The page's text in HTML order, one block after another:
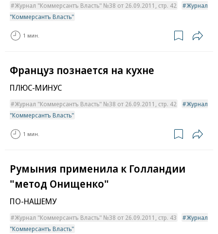
Журнал "Коммерсантъ Власть" №38 от 26.09.2011, стр. 42
Журнал
"Коммерсантъ Власть"
1 мин.
Француз познается на кухне
ПЛЮС-МИНУС
Журнал "Коммерсантъ Власть" №38 от 26.09.2011, стр. 42
Журнал
"Коммерсантъ Власть"
1 мин.
Румыния применила к Голландии
"метод Онищенко"
ПО-НАШЕМУ
Журнал "Коммерсантъ Власть" №38 от 26.09.2011, стр. 43
Журнал
"Коммерсантъ Власть"